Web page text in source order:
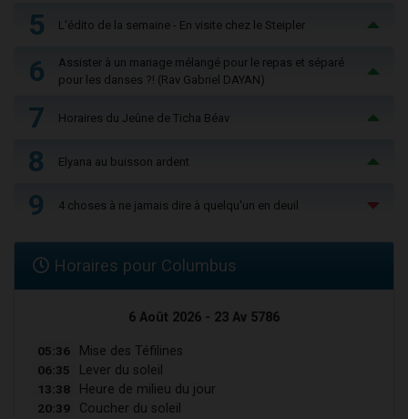
5 L'édito de la semaine - En visite chez le Steipler
6
Assister à un mariage mélangé pour le repas et séparé
pour les danses ?! (Rav Gabriel DAYAN)
7 Horaires du Jeûne de Ticha Béav
8 Elyana au buisson ardent
9 4 choses à ne jamais dire à quelqu'un en deuil
Horaires pour Columbus
6 Août 2026 - 23 Av 5786
05:36 Mise des Téfilines
06:35 Lever du soleil
13:38 Heure de milieu du jour
20:39 Coucher du soleil